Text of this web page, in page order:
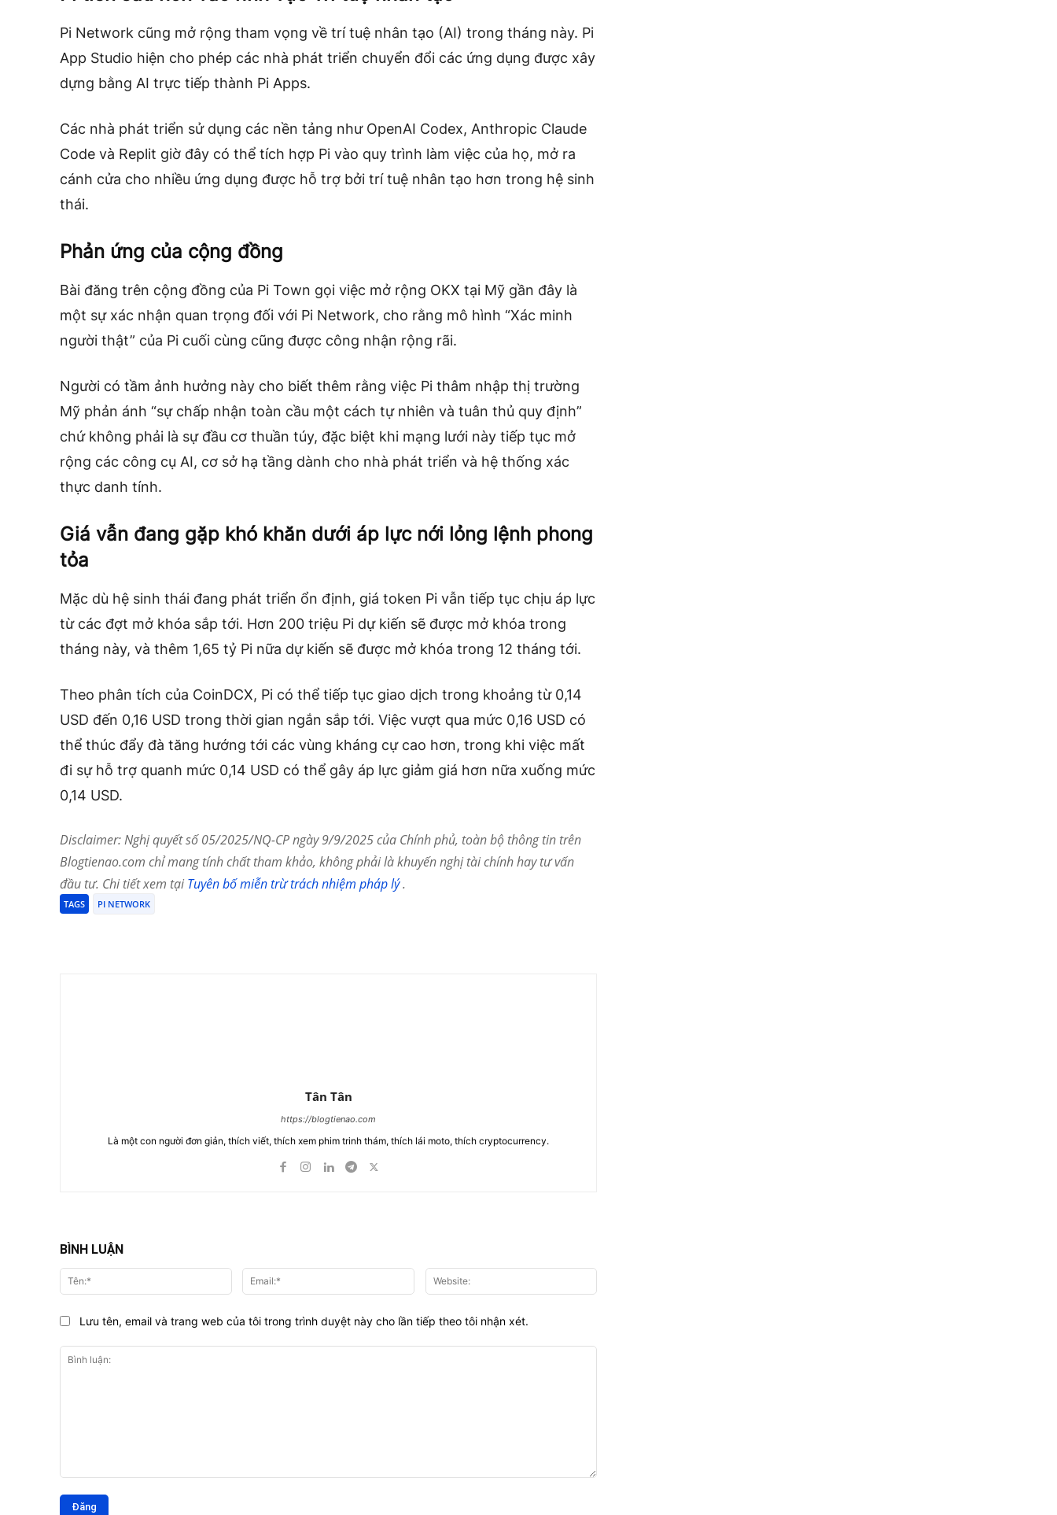
Pi Network cũng mở rộng tham vọng về trí tuệ nhân tạo (AI) trong tháng này. Pi
App Studio hiện cho phép các nhà phát triển chuyển đổi các ứng dụng được xây
dựng bằng AI trực tiếp thành Pi Apps.
Các nhà phát triển sử dụng các nền tảng như OpenAI Codex, Anthropic Claude
Code và Replit giờ đây có thể tích hợp Pi vào quy trình làm việc của họ, mở ra
cánh cửa cho nhiều ứng dụng được hỗ trợ bởi trí tuệ nhân tạo hơn trong hệ sinh
thái.
Phản ứng của cộng đồng
Bài đăng trên cộng đồng của Pi Town gọi việc mở rộng OKX tại Mỹ gần đây là
một sự xác nhận quan trọng đối với Pi Network, cho rằng mô hình “Xác minh
người thật” của Pi cuối cùng cũng được công nhận rộng rãi.
Người có tầm ảnh hưởng này cho biết thêm rằng việc Pi thâm nhập thị trường
Mỹ phản ánh “sự chấp nhận toàn cầu một cách tự nhiên và tuân thủ quy định”
chứ không phải là sự đầu cơ thuần túy, đặc biệt khi mạng lưới này tiếp tục mở
rộng các công cụ AI, cơ sở hạ tầng dành cho nhà phát triển và hệ thống xác
thực danh tính.
Giá vẫn đang gặp khó khăn dưới áp lực nới lỏng lệnh phong
tỏa
Mặc dù hệ sinh thái đang phát triển ổn định, giá token Pi vẫn tiếp tục chịu áp lực
từ các đợt mở khóa sắp tới. Hơn 200 triệu Pi dự kiến ​​sẽ được mở khóa trong
tháng này, và thêm 1,65 tỷ Pi nữa dự kiến ​​sẽ được mở khóa trong 12 tháng tới.
Theo phân tích của CoinDCX, Pi có thể tiếp tục giao dịch trong khoảng từ 0,14
USD đến 0,16 USD trong thời gian ngắn sắp tới. Việc vượt qua mức 0,16 USD có
thể thúc đẩy đà tăng hướng tới các vùng kháng cự cao hơn, trong khi việc mất
đi sự hỗ trợ quanh mức 0,14 USD có thể gây áp lực giảm giá hơn nữa xuống mức
0,14 USD.
Disclaimer: Nghị quyết số 05/2025/NQ-CP ngày 9/9/2025 của Chính phủ, toàn bộ thông tin trên
Blogtienao.com chỉ mang tính chất tham khảo, không phải là khuyến nghị tài chính hay tư vấn
đầu tư. Chi tiết xem tạiTuyên bố miễn trừ trách nhiệm pháp lý.
TAGS PI NETWORK
Tân Tân
https://blogtienao.com
Là một con người đơn giản, thích viết, thích xem phim trinh thám, thích lái moto, thích cryptocurrency.
BÌNH LUẬN
luận:
Tên:* Email:*
Lưu tên, email và trang web của tôi trong trình duyệt này cho lần tiếp theo tôi nhận xét.